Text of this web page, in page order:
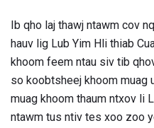
Ib qho laj thawj ntawm cov
hauv lig Lub Yim Hli thiab
khoom feem ntau siv tib
so koobtsheej khoom muag
muag khoom thaum ntxov li
ntawm tus ntiv tes xoo zoo